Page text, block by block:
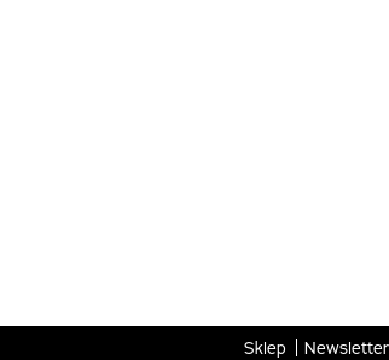
Sklep Newsletter